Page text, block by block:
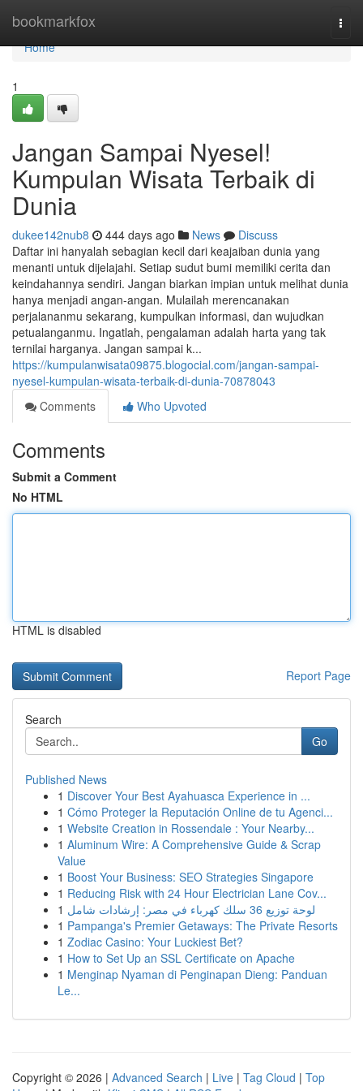
bookmarkfox
Home
Home
1
Jangan Sampai Nyesel!
Kumpulan Wisata Terbaik di
Dunia
dukee142nub8 444 days ago News
Discuss
Daftar ini hanyalah sebagian kecil dari keajaiban dunia yang
menanti untuk dijelajahi. Setiap sudut bumi memiliki cerita dan
keindahannya sendiri. Jangan biarkan impian untuk melihat dunia
hanya menjadi angan-angan. Mulailah merencanakan
perjalananmu sekarang, kumpulkan informasi, dan wujudkan
petualanganmu. Ingatlah, pengalaman adalah harta yang tak
ternilai harganya. Jangan sampai k...
https://kumpulanwisata09875.blogocial.com/jangan-sampai-
nyesel-kumpulan-wisata-terbaik-di-dunia-70878043
Comments
Who Upvoted
Comments
Submit a Comment
No HTML
HTML is disabled
Report Page
Search
Go
Published News
1 Discover Your Best Ayahuasca Experience in ...
1 Cómo Proteger la Reputación Online de tu Agenci...
1 Website Creation in Rossendale : Your Nearby...
1 Aluminum Wire: A Comprehensive Guide & Scrap
Value
1 Boost Your Business: SEO Strategies Singapore
1 Reducing Risk with 24 Hour Electrician Lane Cov...
1
لوحة توزيع 36 سلك كهرباء في مصر: إرشادات شامل
1 Pampanga's Premier Getaways: The Private Resorts
1 Zodiac Casino: Your Luckiest Bet?
1 How to Set Up an SSL Certificate on Apache
1 Menginap Nyaman di Penginapan Dieng: Panduan
Le...
Copyright © 2026 | Advanced Search | Live | Tag Cloud | Top